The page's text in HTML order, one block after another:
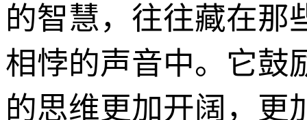
的智慧，往往藏在那
相悖的声音中。它鼓
的思维更加开阔，更